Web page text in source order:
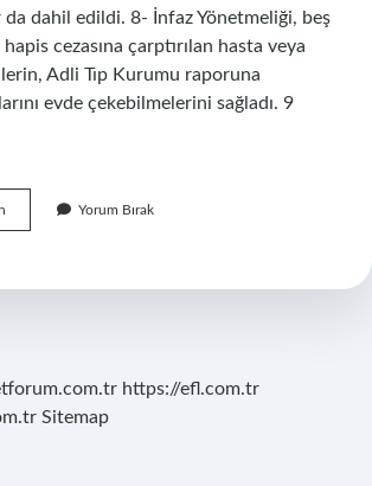
dahil edildi. 8- İnfaz Yönetmeliği, beş
cezasına çarptırılan hasta veya
Adli Tıp Kurumu raporuna
evde çekebilmelerini sağladı. 9
Yargı
Ceza
Yorum Bırak
https://efl.com.tr
Sitemap